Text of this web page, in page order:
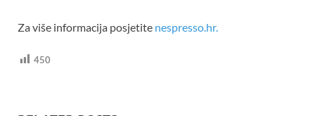
Za više informacija posjetite nespresso.hr.
450